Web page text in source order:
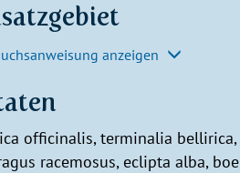
anzeigen
officinalis, terminalia
racemosus, eclipta alba,